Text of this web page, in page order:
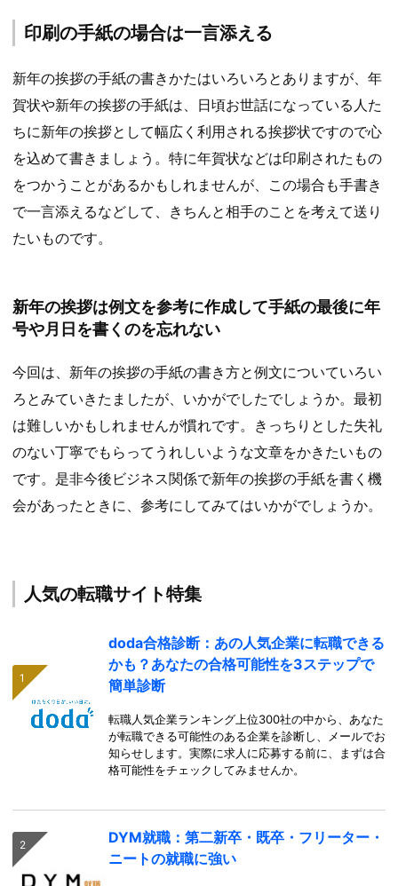
印刷の手紙の場合は一言添える
新年の挨拶の手紙の書きかたはいろいろとありますが、年
賀状や新年の挨拶の手紙は、日頃お世話になっている人た
ちに新年の挨拶として幅広く利用される挨拶状ですので心
を込めて書きましょう。特に年賀状などは印刷されたもの
をつかうことがあるかもしれませんが、この場合も手書き
で一言添えるなどして、きちんと相手のことを考えて送り
たいものです。
新年の挨拶は例文を参考に作成して手紙の最後に年
号や月日を書くのを忘れない
今回は、新年の挨拶の手紙の書き方と例文についていろい
ろとみていきたましたが、いかがでしたでしょうか。最初
は難しいかもしれませんが慣れです。きっちりとした失礼
のない丁寧でもらってうれしいような文章をかきたいもの
です。是非今後ビジネス関係で新年の挨拶の手紙を書く機
会があったときに、参考にしてみてはいかがでしょうか。
人気の転職サイト特集
doda合格診断：あの人気企業に転職できる
かも？あなたの合格可能性を3ステップで
簡単診断
転職人気企業ランキング上位300社の中から、あなた
が転職できる可能性のある企業を診断し、メールでお
知らせします。実際に求人に応募する前に、まずは合
格可能性をチェックしてみませんか。
DYM就職：第二新卒・既卒・フリーター・
ニートの就職に強い